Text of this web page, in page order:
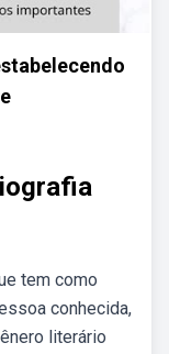
tem como
conhecida,
literário